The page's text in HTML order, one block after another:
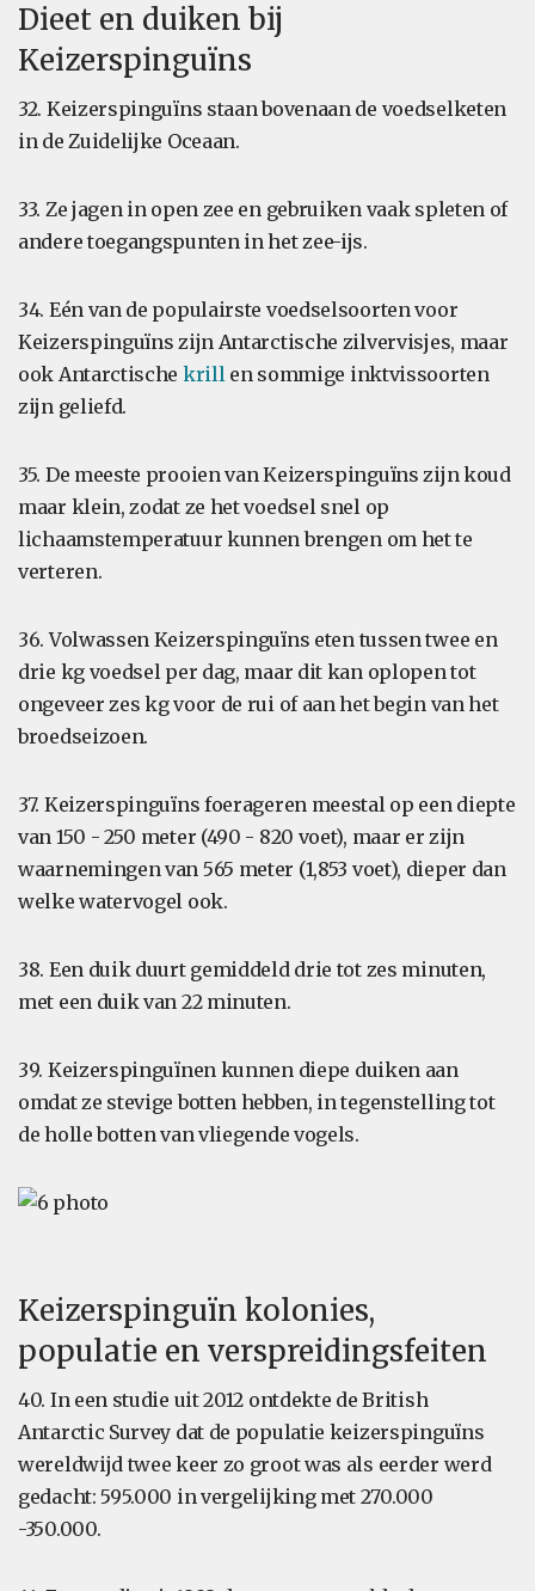
Dieet en duiken bij
Keizerspinguïns
32. Keizerspinguïns staan bovenaan de voedselketen
in de Zuidelijke Oceaan.
33. Ze jagen in open zee en gebruiken vaak spleten of
andere toegangspunten in het zee-ijs.
34. Eén van de populairste voedselsoorten voor
Keizerspinguïns zijn Antarctische zilvervisjes, maar
ook Antarctische krillen sommige inktvissoorten
zijn geliefd.
35. De meeste prooien van Keizerspinguïns zijn koud
maar klein, zodat ze het voedsel snel op
lichaamstemperatuur kunnen brengen om het te
verteren.
36. Volwassen Keizerspinguïns eten tussen twee en
drie kg voedsel per dag, maar dit kan oplopen tot
ongeveer zes kg voor de rui of aan het begin van het
broedseizoen.
37. Keizerspinguïns foerageren meestal op een diepte
van 150 - 250 meter (490 - 820 voet), maar er zijn
waarnemingen van 565 meter (1,853 voet), dieper dan
welke watervogel ook.
38. Een duik duurt gemiddeld drie tot zes minuten,
met een duik van 22 minuten.
39. Keizerspinguïnen kunnen diepe duiken aan
omdat ze stevige botten hebben, in tegenstelling tot
de holle botten van vliegende vogels.
Keizerspinguïn kolonies,
populatie en verspreidingsfeiten
40. In een studie uit 2012 ontdekte de British
Antarctic Survey dat de populatie keizerspinguïns
wereldwijd twee keer zo groot was als eerder werd
gedacht: 595.000 in vergelijking met 270.000
-350.000.